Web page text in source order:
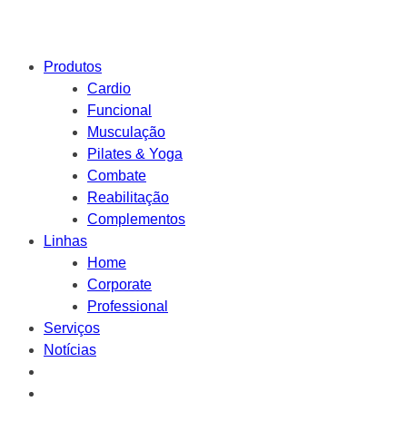
Produtos
Cardio
Funcional
Musculação
Pilates & Yoga
Combate
Reabilitação
Complementos
Linhas
Home
Corporate
Professional
Serviços
Notícias